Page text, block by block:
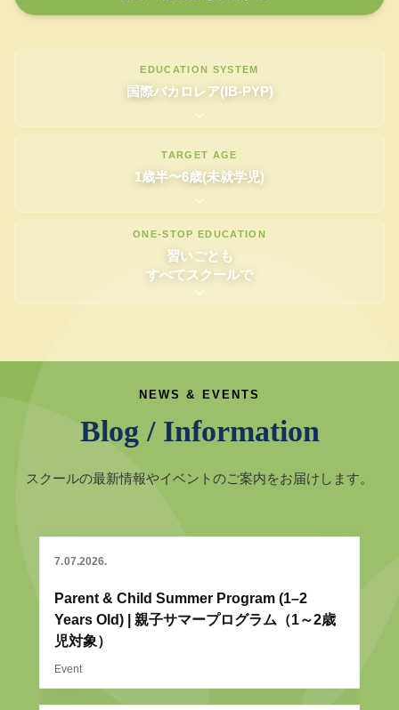
EDUCATION SYSTEM
国際バカロレア(IB-PYP)
TARGET AGE
1歳半〜6歳(未就学児)
ONE-STOP EDUCATION
習いごとも
すべてスクールで
Blog / Information
7 07 2026
Parent & Child Summer Program (1–2
Years Old) | 親子サマープログラム（1～2歳
児対象）
Event